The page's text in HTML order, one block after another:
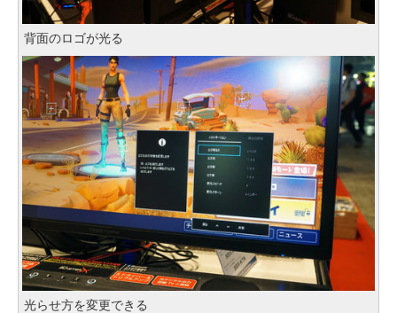
背面のロゴが光る
光らせ方を変更できる